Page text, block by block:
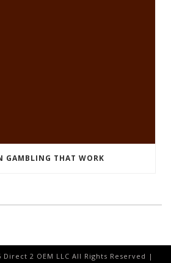
GAMBLING THAT WORK
Direct 2 OEM LLC All Rights Reserved |